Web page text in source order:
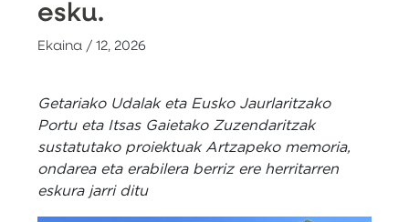
esku.
Ekaina / 12, 2026
Getariako Udalak eta Eusko Jaurlaritzako
Portu eta Itsas Gaietako Zuzendaritzak
sustatutako proiektuak Artzapeko memoria,
ondarea eta erabilera berriz ere herritarren
eskura jarri ditu